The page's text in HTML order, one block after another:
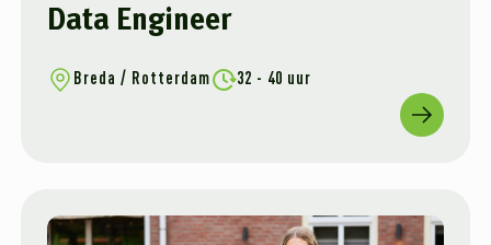
Data Engineer
Breda / Rotterdam 32 - 40 uur